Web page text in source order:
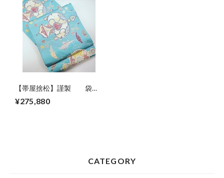
【帯屋捨松】謹製 袋
¥275,880
CATEGORY